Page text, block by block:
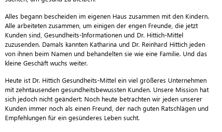
Alles begann bescheiden im eigenen Haus zusammen mit den Kindern.
Alle arbeiteten zusammen, um einigen der engen Freunde, die jetzt
Kunden sind, Gesundheits-Informationen und Dr. Hittich-Mittel
zuzusenden. Damals kannten Katharina und Dr. Reinhard Hittich jeden
von ihnen beim Namen und behandelten sie wie eine Familie. Und das
kleine Geschäft wuchs weiter.
Heute ist Dr. Hittich Gesundheits-Mittel ein viel größeres Unternehmen
mit zehntausenden gesundheitsbewussten Kunden. Unsere Mission hat
sich jedoch nicht geändert: Noch heute betrachten wir jeden unserer
Kunden immer noch als einen Freund, der nach guten Ratschlägen und
Empfehlungen für ein gesünderes Leben sucht.